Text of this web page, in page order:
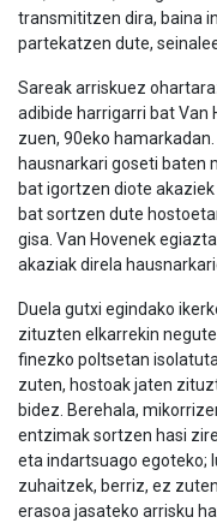
transmititzen dira, baina
partekatzen dute,
Sareak arriskuez
adibide harrigarri bat Van
zuen, 90eko
hausnarkari goseti baten
bat igortzen diote
bat sortzen dute
gisa. Van Hovenek
akaziak direla
Duela gutxi egindako
zituzten elkarrekin
finezko poltsetan
zuten, hostoak jaten
bidez. Berehala,
entzimak sortzen hasi
eta indartsuago egoteko;
zuhaitzek, berriz, ez
erasoa jasateko arrisku